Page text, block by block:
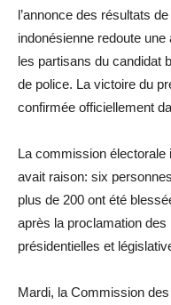
l’annonce des résultats
indonésienne redoute
les partisans du candidat
de police. La victoire du
confirmée officiellement
La commission électorale
avait raison: six
plus de 200 ont été
après la proclamation
présidentielles et
Mardi, la Commission